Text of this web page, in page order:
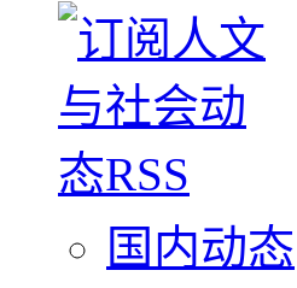
国内动态